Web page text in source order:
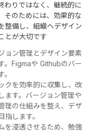
わりではなく、継続的に
そのためには、効果的な
整備し、組織へデザイン
とが大切です
ョン管理とデザイン要素
。Figmaや Githubのバー
クを効率的に収集し、改
ます。バージョン管理や
理の仕組みを整え、デザ
します。
を浸透させるため、勉強